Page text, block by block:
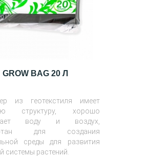
GROW BAG 20 Л
из геотекстиля имеет
структуру, хорошо
воду и воздух,
для создания
среды для развития
системы растений.